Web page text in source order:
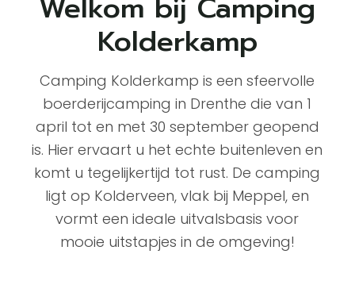
Kolderkamp
Camping Kolderkamp is een sfeervolle
boerderijcamping in Drenthe die van 1
april tot en met 30 september geopend
is. Hier ervaart u het echte buitenleven en
komt u tegelijkertijd tot rust. De camping
ligt op Kolderveen, vlak bij Meppel, en
vormt een ideale uitvalsbasis voor
mooie uitstapjes in de omgeving!